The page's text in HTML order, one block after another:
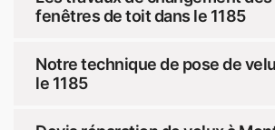
fenêtres de toit dans le 1185
Notre technique de pose de
le 1185